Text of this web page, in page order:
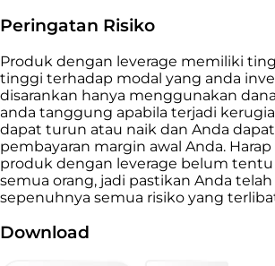
Peringatan Risiko
Produk dengan leverage memiliki
tinggi terhadap modal yang anda
disarankan hanya menggunakan
anda tanggung apabila terjadi
dapat turun atau naik dan Anda
pembayaran margin awal Anda.
produk dengan leverage belum
semua orang, jadi pastikan Anda
sepenuhnya semua risiko yang
Download